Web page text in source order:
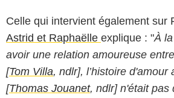
Celle qui intervient également sur
Astrid et Raphaëlle explique : "À
avoir une relation amoureuse
[Tom Villa, ndlr], l’histoire d'amour
[Thomas Jouanet, ndlr] n'était pas